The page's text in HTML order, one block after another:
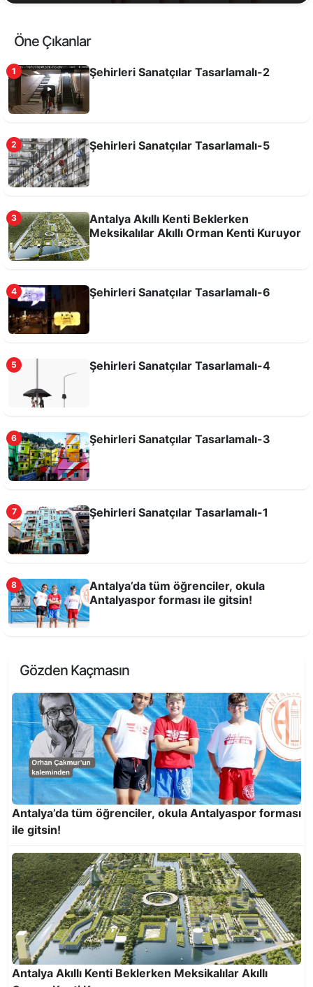
Öne Çıkanlar
1 Şehirleri Sanatçılar Tasarlamalı-2
2 Şehirleri Sanatçılar Tasarlamalı-5
3
Antalya Akıllı Kenti Beklerken
Meksikalılar Akıllı Orman Kenti Kuruyor
4 Şehirleri Sanatçılar Tasarlamalı-6
5 Şehirleri Sanatçılar Tasarlamalı-4
6 Şehirleri Sanatçılar Tasarlamalı-3
7 Şehirleri Sanatçılar Tasarlamalı-1
8
Antalya’da tüm öğrenciler, okula
Antalyaspor forması ile gitsin!
Gözden Kaçmasın
Antalya’da tüm öğrenciler, okula Antalyaspor forması
ile gitsin!
Antalya Akıllı Kenti Beklerken Meksikalılar Akıllı